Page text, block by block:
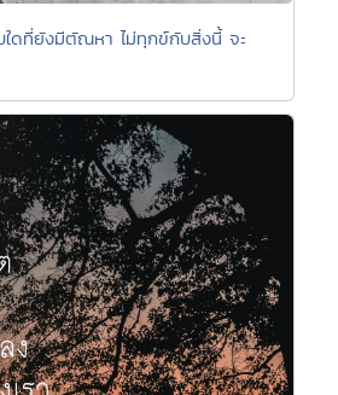
ใดที่ยังมีตัณหา ไม่ทุกข์กับสิ่งนี้ จะ